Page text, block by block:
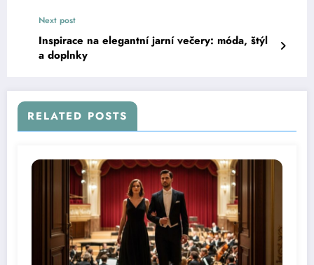
Next post
Inspirace na elegantní jarní večery: móda, štýl
a doplnky
RELATED POSTS